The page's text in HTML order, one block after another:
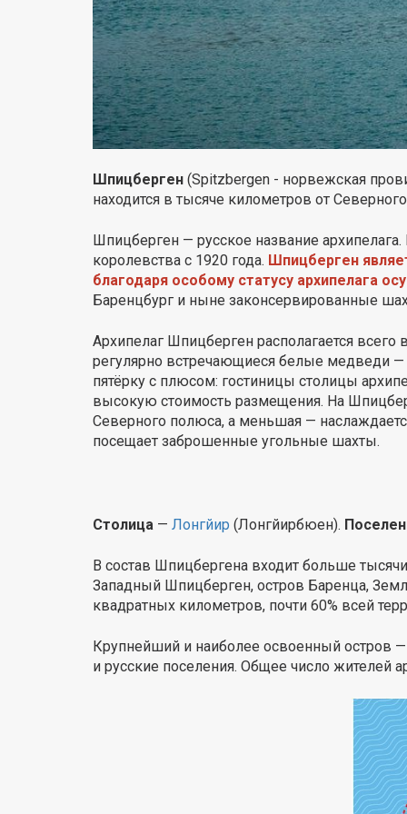
Шпицберген (Spitzbergen - норвежская
находится в тысяче километров от
Шпицберген — русское название
королевства с 1920 года. Шпицберген
благодаря особому статусу архипелага
Баренцбург и ныне законсервированные
Архипелаг Шпицберген располагается
регулярно встречающиеся белые медведи —
пятёрку с плюсом: гостиницы столицы
высокую стоимость размещения. На
Северного полюса, а меньшая —
посещает заброшенные угольные шахты.
Столица — Лонгйир (Лонгйирбюен).
В состав Шпицбергена входит больше
Западный Шпицберген, остров Баренца,
квадратных километров, почти 60% всей
Крупнейший и наиболее освоенный остров
и русские поселения. Общее число жителей